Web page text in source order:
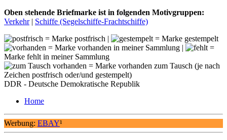
Oben stehende Briefmarke ist in folgenden Motivgruppen:
Verkehr| Schiffe (Segelschiffe-Frachtschiffe)
= Marke postfrisch |
= Marke gestempelt
= Marke vorhanden in meiner Sammlung |
=
Marke fehlt in meiner Sammlung
= Marke vorhanden zum Tausch (je nach
Zeichen postfrisch oder/und gestempelt)
DDR - Deutsche Demokratische Republik
Home
Werbung: EBAY¹